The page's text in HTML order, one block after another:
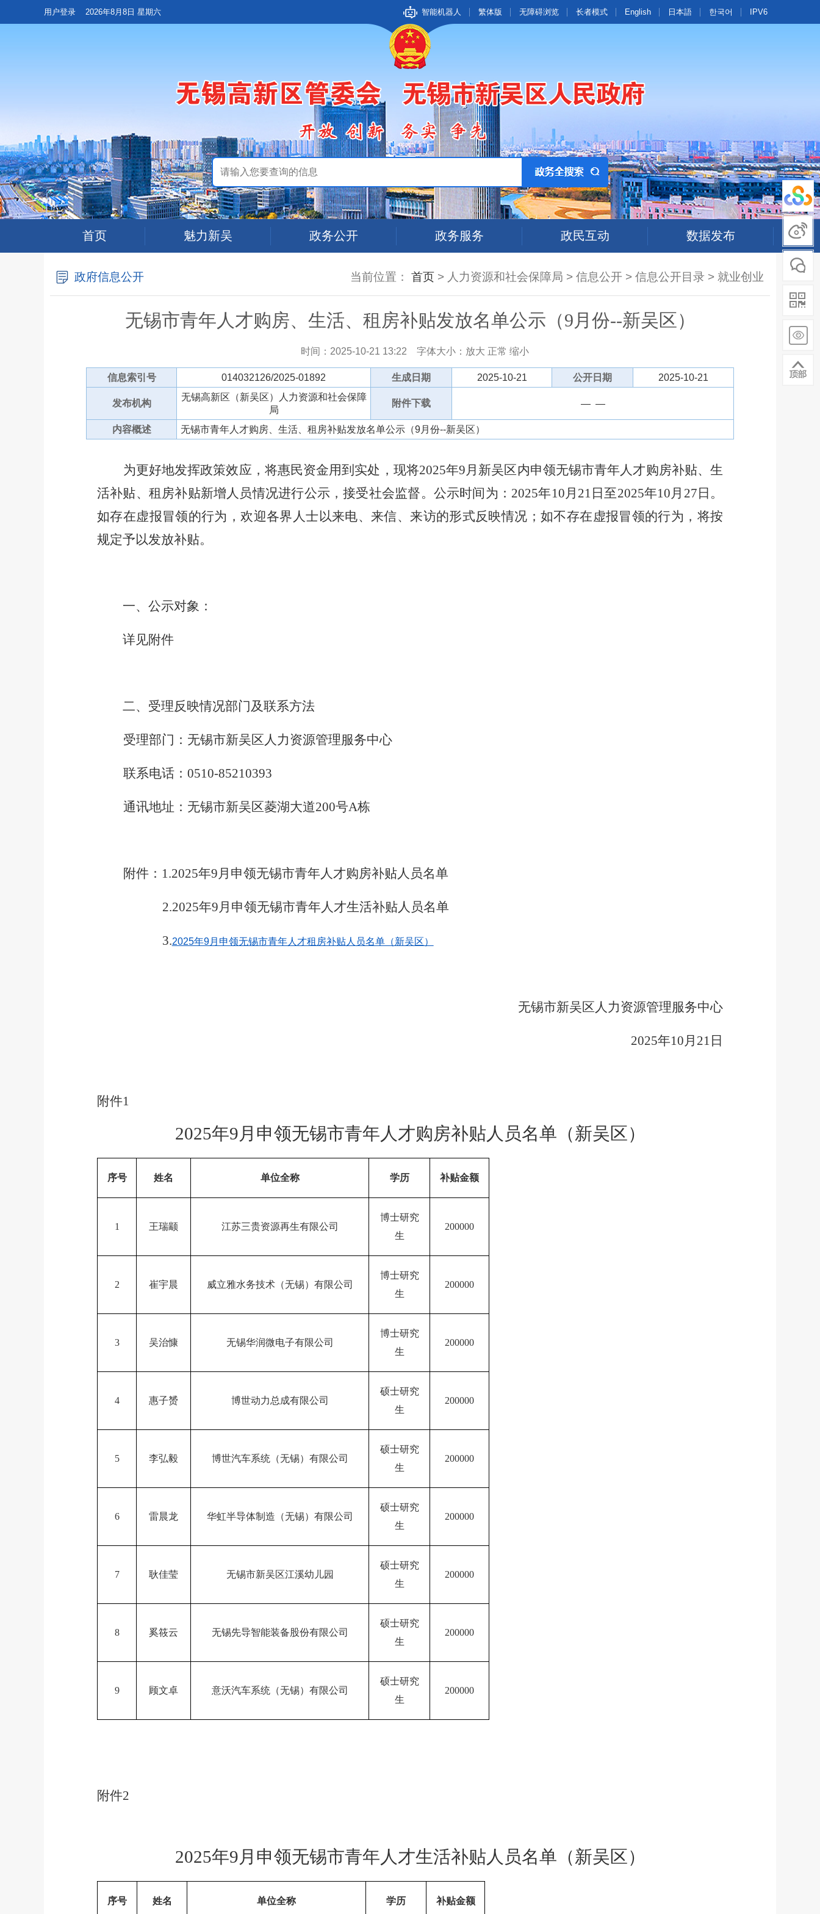
用户登录 2026年8月8日 星期六 智能机器人 繁体版 无障碍浏览 长者模式 English 日本語 한국어 IPV6
首页 魅力新吴 政务公开 政务服务 政民互动 数据发布
政府信息公开 当前位置： 首页 > 人力资源和社会保障局 > 信息公开 > 信息公开目录 > 就业创业
无锡市青年人才购房、生活、租房补贴发放名单公示（9月份--新吴区）
时间：2025-10-21 13:22 字体大小： 放大 正常 缩小
信息索引号 014032126/2025-01892 生成日期 2025-10-21 公开日期 2025-10-21
发布机构
无锡高新区（新吴区）人力资源和社会保障
局
附件下载 — —
内容概述 无锡市青年人才购房、生活、租房补贴发放名单公示（9月份--新吴区）
为更好地发挥政策效应，将惠民资金用到实处，现将2025年9月 新吴区内申领无锡市青年人才购房补贴、生
活补贴、租房补贴新增人员情况进行公示，接受社会监督。公示时间为： 2025年10月 21 日至2025年10月 27 日。
如存在虚报冒领的行为，欢迎各界人士以来电、来信、来访的形式反映情况 ； 如不存在虚报冒领的行为，将按
规定予以发放补贴。
一、公示对象：
详见附件
二、受理反映情况部门及联系方法
受理部门： 无锡市新吴区人力资源管理服务中心
联系电话： 0510-85210393
通讯地址：无锡市新吴区菱湖大道200号A栋
附件： 1.2025年9月申领无锡市青年人才购房补贴人员名单
2.2025年9月申领无锡市青年人才生活补贴人员名单
3.2025年9月申领无锡市青年人才租房补贴人员名单（新吴区）
无锡市新吴区人力资源管理服务中心
2025年10月 21 日
附件1
2025年9月申领无锡市青年人才购房补贴人员名单 （新吴区）
序号 姓名 单位全称 学历 补贴金额
1 王瑞颛 江苏三贵资源再生有限公司
博士研究
生
200000
2 崔宇晨 威立雅水务技术（无锡）有限公司
博士研究
生
200000
3 吴治慷 无锡华润微电子有限公司
博士研究
生
200000
4 惠子赟 博世动力总成有限公司
硕士研究
生
200000
5 李弘毅 博世汽车系统（无锡）有限公司
硕士研究
生
200000
6 雷晨龙 华虹半导体制造（无锡）有限公司
硕士研究
生
200000
7 耿佳莹 无锡市新吴区江溪幼儿园
硕士研究
生
200000
8 奚筱云 无锡先导智能装备股份有限公司
硕士研究
生
200000
9 顾文卓 意沃汽车系统（无锡）有限公司
硕士研究
生
200000
附件2
2025年9月申领无锡市青年人才生活补贴人员名单 （新吴区）
序号 姓名 单位全称 学历 补贴金额